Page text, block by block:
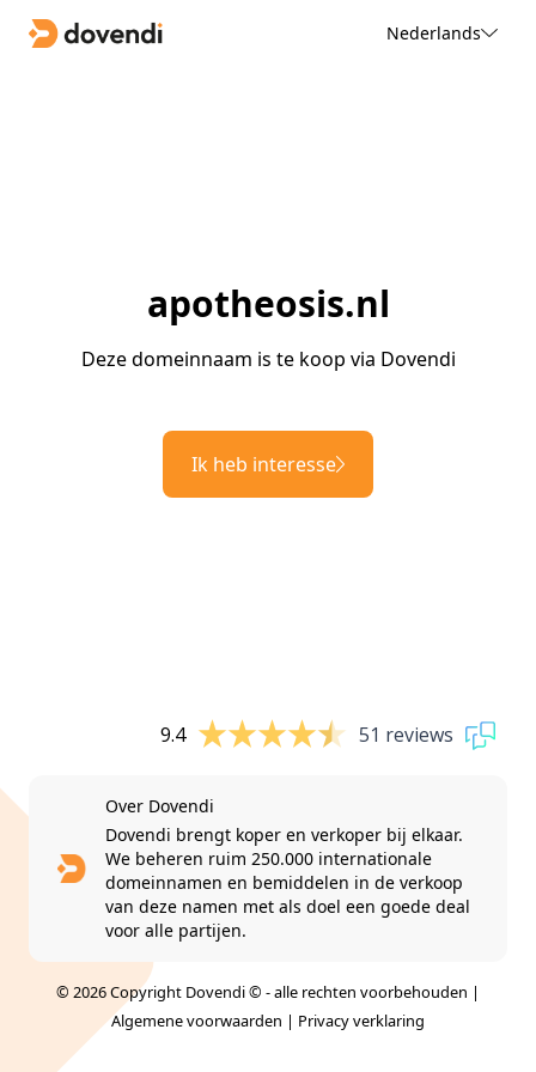
Nederlands
apotheosis.nl
Deze domeinnaam is te koop via Dovendi
Ik heb interesse
9.4 51 reviews
Over Dovendi
Dovendi brengt koper en verkoper bij elkaar.
We beheren ruim 250.000 internationale
domeinnamen en bemiddelen in de verkoop
van deze namen met als doel een goede deal
voor alle partijen.
© 2026 Copyright Dovendi © - alle rechten voorbehouden |
Algemene voorwaarden | Privacy verklaring